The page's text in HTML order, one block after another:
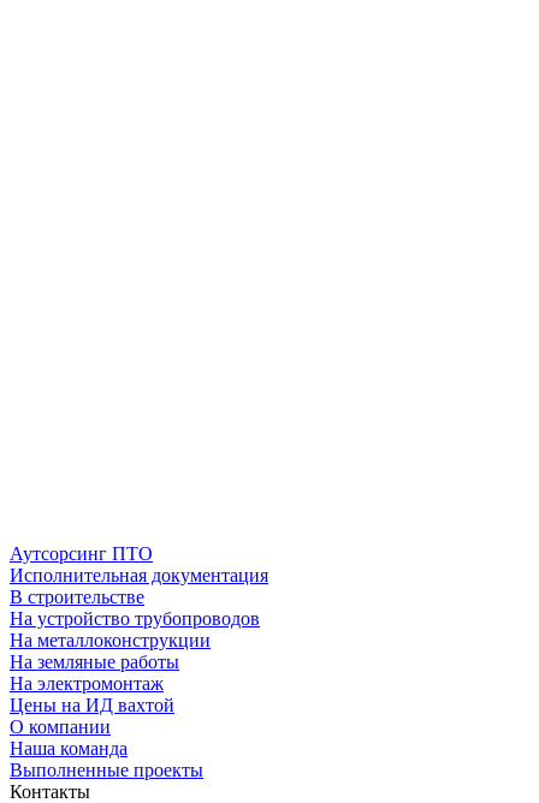
Аутсорсинг ПТО
Исполнительная документация
В строительстве
На устройство трубопроводов
На металлоконструкции
На земляные работы
На электромонтаж
Цены на ИД вахтой
О компании
Наша команда
Выполненные проекты
Контакты